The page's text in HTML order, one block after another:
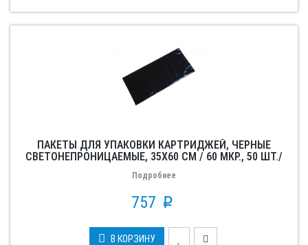
ПАКЕТЫ ДЛЯ УПАКОВКИ КАРТРИДЖЕЙ, ЧЕРНЫЕ
СВЕТОНЕПРОНИЦАЕМЫЕ, 35X60 СМ / 60 МКР., 50 ШТ./
УП.
Подробнее
757 p
В КОРЗИНУ